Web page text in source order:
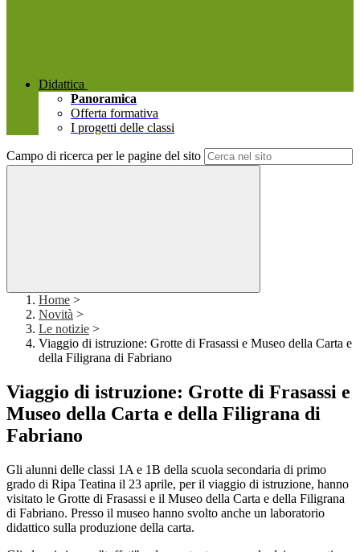
Didattica
Panoramica
Offerta formativa
I progetti delle classi
Campo di ricerca per le pagine del sito
Home >
Novità >
Le notizie >
Viaggio di istruzione: Grotte di Frasassi e Museo della Carta e
della Filigrana di Fabriano
Viaggio di istruzione: Grotte di Frasassi e
Museo della Carta e della Filigrana di
Fabriano
Gli alunni delle classi 1A e 1B della scuola secondaria di primo
grado di Ripa Teatina il 23 aprile, per il viaggio di istruzione, hanno
visitato le Grotte di Frasassi e il Museo della Carta e della Filigrana
di Fabriano. Presso il museo hanno svolto anche un laboratorio
didattico sulla produzione della carta.